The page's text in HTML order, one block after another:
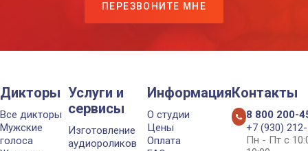
ПЕРЕЗВОНИТЕ МНЕ
Дикторы
Все дикторы
Мужские
голоса
Услуги и
сервисы
Изготовление
аудиороликов
Информация
О студии
Цены
Оплата
Контакты
8 800 200-
+7 (930)
Пн - Пт с